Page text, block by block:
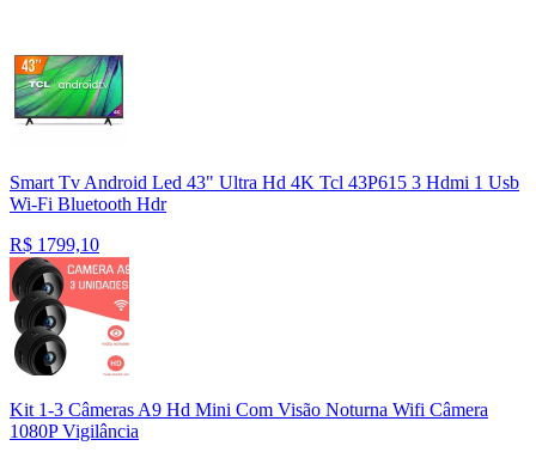
Smart Tv Android Led 43" Ultra Hd 4K Tcl 43P615 3 Hdmi 1 Usb
Wi-Fi Bluetooth Hdr
R$ 1799,10
Kit 1-3 Câmeras A9 Hd Mini Com Visão Noturna Wifi Câmera
1080P Vigilância